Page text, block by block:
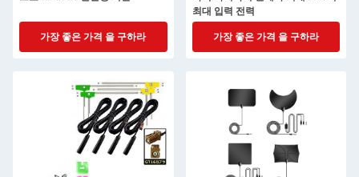
가장 좋은 가격 을 구하라
최대 입력 전력
가장 좋은 가격 을 구하라